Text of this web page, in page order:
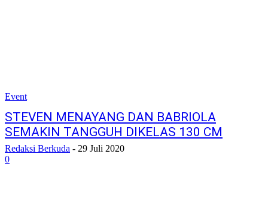
Event
STEVEN MENAYANG DAN BABRIOLA
SEMAKIN TANGGUH DIKELAS 130 CM
Redaksi Berkuda - 29 Juli 2020
0